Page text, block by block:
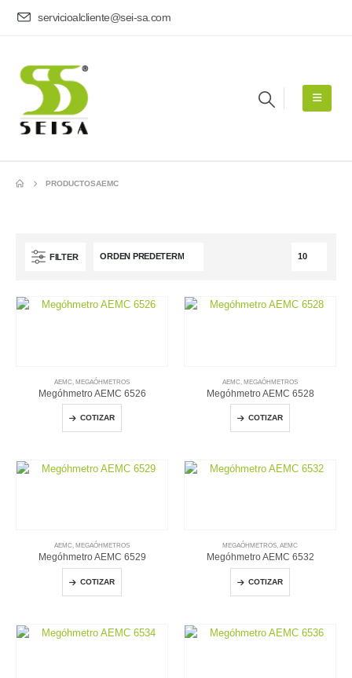
servicioalcliente@sei-sa.com
PRODUCTOSAEMC
FILTER
AEMC MEGAÓHMETROS
Megóhmetro AEMC 6526
COTIZAR
AEMC MEGAÓHMETROS
Megóhmetro AEMC 6528
COTIZAR
AEMC, MEGAÓHMETROS
Megóhmetro AEMC 6529
COTIZAR
MEGAÓHMETROS, AEMC
Megóhmetro AEMC 6532
COTIZAR